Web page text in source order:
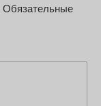
Обязательные